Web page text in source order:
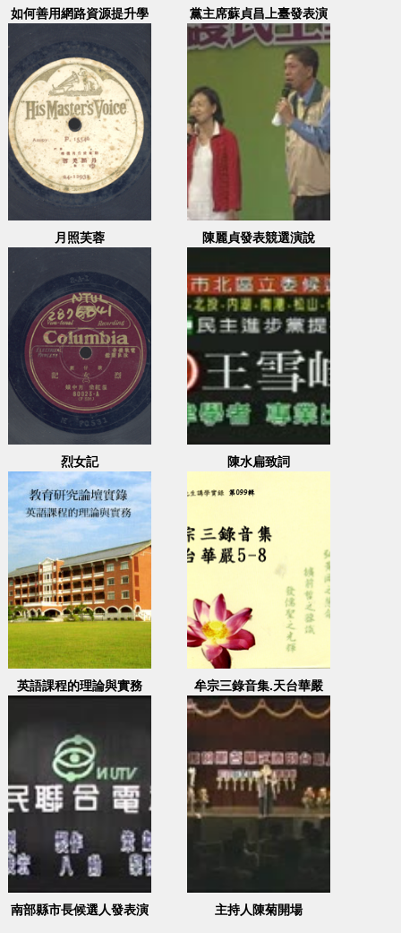
如何善用網路資源提升學
黨主席蘇貞昌上臺發表演
說
月照芙蓉 陳麗貞發表競選演說
烈女記 陳水扁致詞
英語課程的理論與實務
牟宗三錄音集.天台華嚴
5-8
南部縣市長候選人發表演
主持人陳菊開場